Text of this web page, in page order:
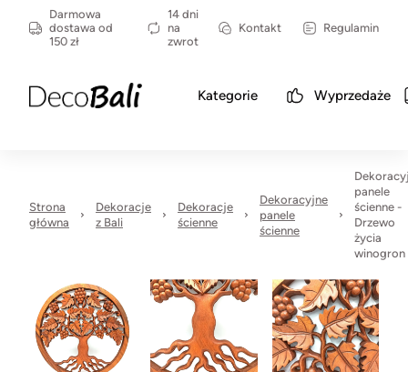
Darmowa
dostawa od
150 zł
14 dni
na
zwrot
Kontakt Regulamin
Kategorie Wyprzedaże
Strona
główna
Dekoracje
z Bali
Dekoracje
ścienne
Dekoracyjne
panele
ścienne
panele
ścienne -
Drzewo
życia
winogron